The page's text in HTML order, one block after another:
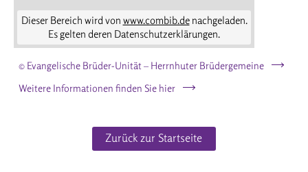
Dieser Bereich wird von www.combib.denachgeladen.
Es gelten deren Datenschutzerklärungen.
© Evangelische Brüder-Unität – Herrnhuter Brüdergemeine
Weitere Informationen finden Sie hier
Zurück zur Startseite